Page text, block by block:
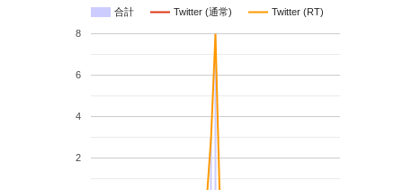
合計 Twitter (通常) Twitter (RT)
2
4
6
8